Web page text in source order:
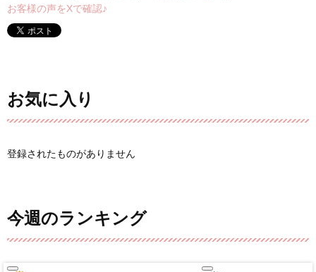
お客様の声をXで確認♪
お気に入り
登録されたものがありません
今週のランキング